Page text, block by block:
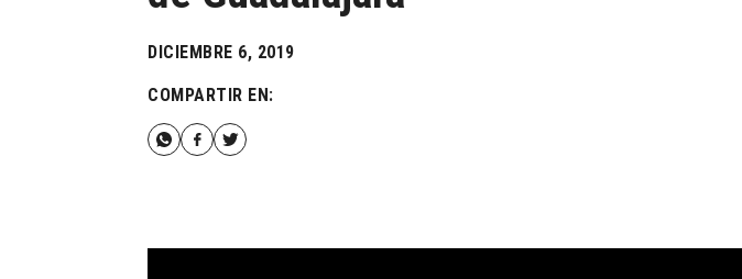
DICIEMBRE 6, 2019
COMPARTIR EN: